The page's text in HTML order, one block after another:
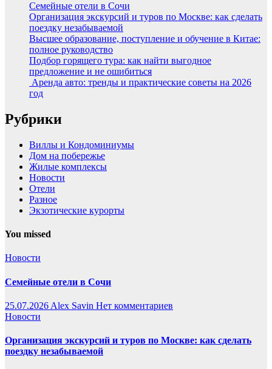
Семейные отели в Сочи
Организация экскурсий и туров по Москве: как сделать
поездку незабываемой
Высшее образование, поступление и обучение в Китае:
полное руководство
Подбор горящего тура: как найти выгодное
предложение и не ошибиться
Аренда авто: тренды и практические советы на 2026
год
Рубрики
Виллы и Кондоминиумы
Дом на побережье
Жилые комплексы
Новости
Отели
Разное
Экзотические курорты
You missed
Новости
Семейные отели в Сочи
25.07.2026 Alex Savin Нет комментариев
Новости
Организация экскурсий и туров по Москве: как сделать
поездку незабываемой